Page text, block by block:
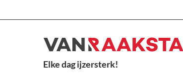
Elke dag ijzersterk!